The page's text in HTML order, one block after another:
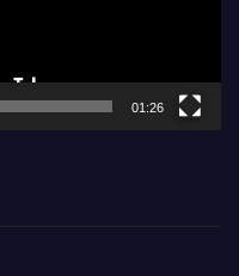
01:26